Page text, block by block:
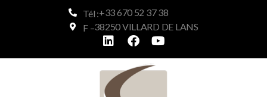
Tél :+33 670 52 37 38
F –38250 VILLARD DE LANS